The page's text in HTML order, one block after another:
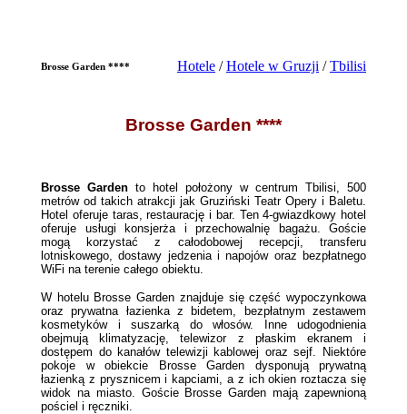
Brosse Garden **** Hotele /Hotele w Gruzji /Tbilisi
Brosse Garden ****
Brosse Garden to hotel położony w centrum Tbilisi, 500
metrów od takich atrakcji jak Gruziński Teatr Opery i Baletu.
Hotel oferuje taras, restaurację i bar. Ten 4-gwiazdkowy hotel
oferuje usługi konsjerża i przechowalnię bagażu. Goście
mogą korzystać z całodobowej recepcji, transferu
lotniskowego, dostawy jedzenia i napojów oraz bezpłatnego
WiFi na terenie całego obiektu.
W hotelu Brosse Garden znajduje się część wypoczynkowa
oraz prywatna łazienka z bidetem, bezpłatnym zestawem
kosmetyków i suszarką do włosów. Inne udogodnienia
obejmują klimatyzację, telewizor z płaskim ekranem i
dostępem do kanałów telewizji kablowej oraz sejf. Niektóre
pokoje w obiekcie Brosse Garden dysponują prywatną
łazienką z prysznicem i kapciami, a z ich okien roztacza się
widok na miasto. Goście Brosse Garden mają zapewnioną
pościel i ręczniki.